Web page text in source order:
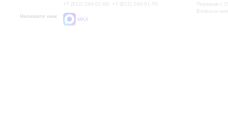
+7 (812) 240-01-00, +7 (812) 240-01-70
Напишите нам:
MAX
Перерыв с
Вопросы